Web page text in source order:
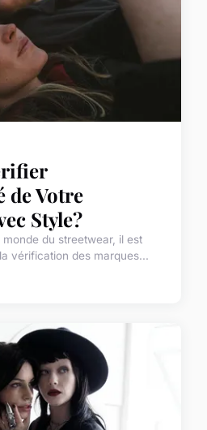
de Votre
Style?
du streetwear, il est
vérification des marques...